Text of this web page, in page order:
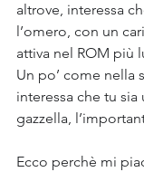
altrove, interessa
l’omero, con un
attiva nel ROM più
Un po’ come nella
interessa che tu
gazzella,
Ecco perchè mi